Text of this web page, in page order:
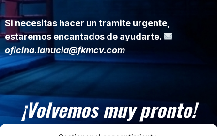
Si necesitas hacer un tramite urgente,
estaremos encantados de ayudarte.
oficina.lanucia@fkmcv.com
¡Volvemos muy pronto!